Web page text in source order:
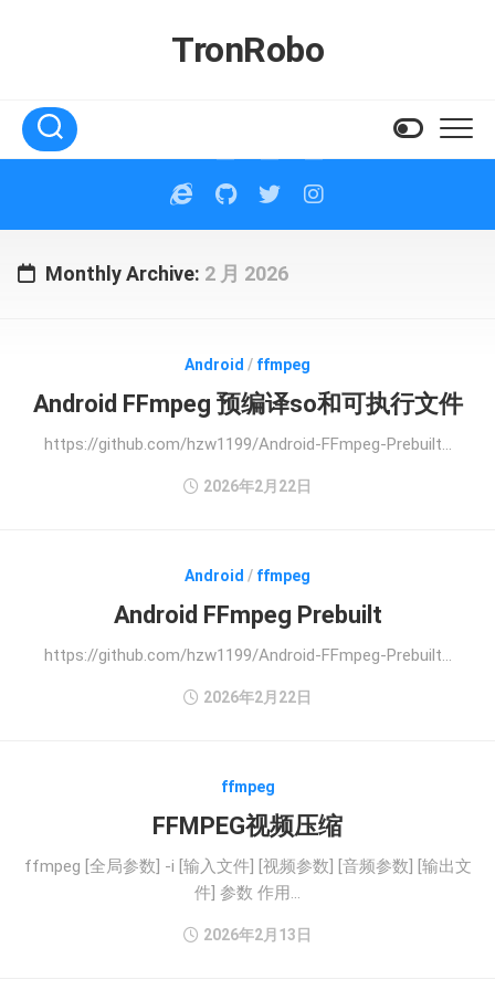
TronRobo
Monthly Archive: 2 月 2026
Android / ffmpeg
Android FFmpeg 预编译so和可执行文件
https://github.com/hzw1199/Android-FFmpeg-Prebuilt...
2026年2月22日
Android / ffmpeg
Android FFmpeg Prebuilt
https://github.com/hzw1199/Android-FFmpeg-Prebuilt...
2026年2月22日
ffmpeg
FFMPEG视频压缩
ffmpeg [全局参数] -i [输入文件] [视频参数] [音频参数] [输出文
件] 参数 作用...
2026年2月13日